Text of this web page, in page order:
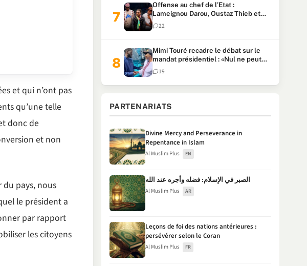
et qui n’ont pas
qu’une telle
donc de
et non
du pays, nous
le président a
par rapport
les citoyens
Offense au chef de l’Etat :
Lameignou Darou, Oustaz Thieb et
Ndiaye Touba lourdement
condamnés
22
Mimi Touré recadre le débat sur le
mandat présidentiel : «Nul ne peut
faire plus de deux mandats
consécutifs de 5 ans»
19
PARTENARIATS
Divine Mercy and Perseverance in
Repentance in Islam
Al Muslim Plus EN
الصبر في الإسلام: فضله وأجره عند الله
Al Muslim Plus AR
Leçons de foi des nations antérieures :
persévérer selon le Coran
Al Muslim Plus FR